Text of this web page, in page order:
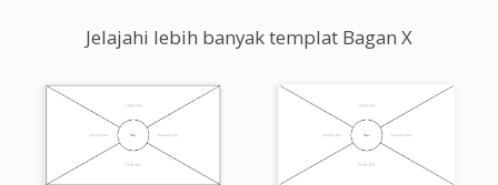
Jelajahi lebih banyak templat Bagan X